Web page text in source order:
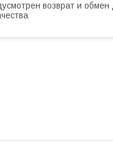
возврат и обмен